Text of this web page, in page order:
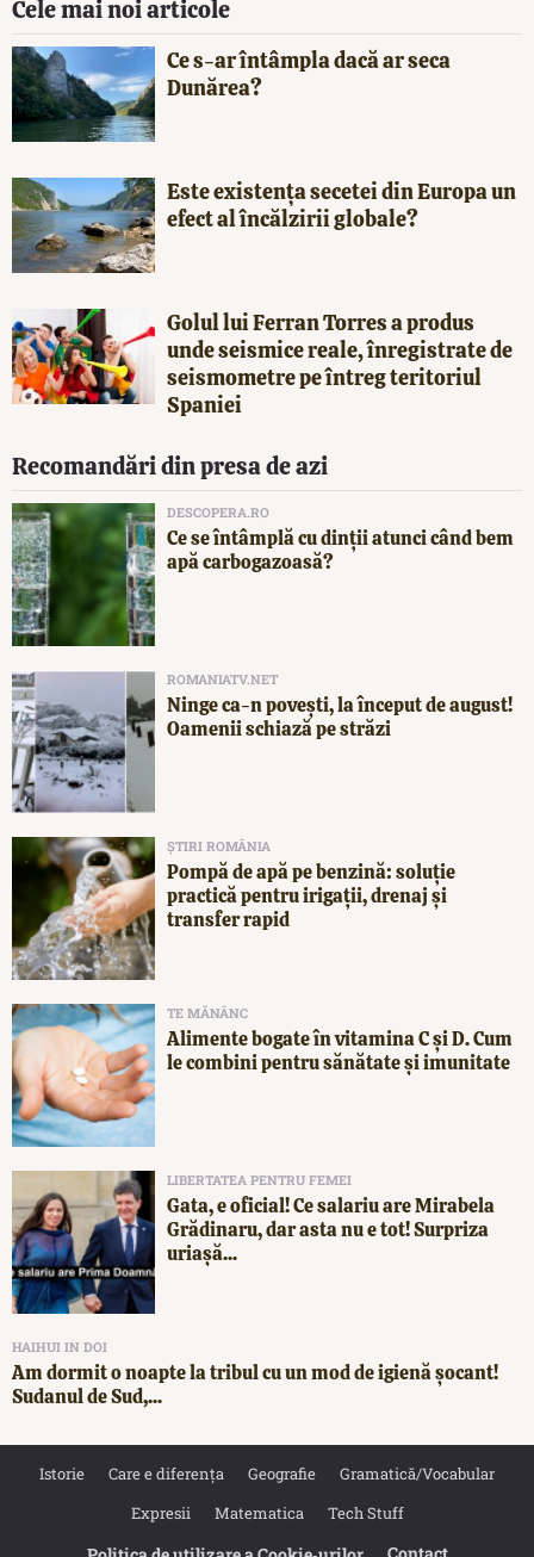
Cele mai noi articole
Ce s-ar întâmpla dacă ar seca
Dunărea?
Este existența secetei din Europa un
efect al încălzirii globale?
Golul lui Ferran Torres a produs
unde seismice reale, înregistrate de
seismometre pe întreg teritoriul
Spaniei
Recomandări din presa de azi
DESCOPERA.RO
Ce se întâmplă cu dinții atunci când bem
apă carbogazoasă?
ROMANIATV.NET
Ninge ca-n povești, la început de august!
Oamenii schiază pe străzi
ȘTIRI ROMÂNIA
Pompă de apă pe benzină: soluție
practică pentru irigații, drenaj și
transfer rapid
TE MĂNÂNC
Alimente bogate în vitamina C și D. Cum
le combini pentru sănătate și imunitate
LIBERTATEA PENTRU FEMEI
Gata, e oficial! Ce salariu are Mirabela
Grădinaru, dar asta nu e tot! Surpriza
uriașă...
HAIHUI IN DOI
Am dormit o noapte la tribul cu un mod de igienă șocant!
Sudanul de Sud,...
Istorie Care e diferența Geografie
Gramatică/Vocabular
Expresii
Matematica Tech Stuff